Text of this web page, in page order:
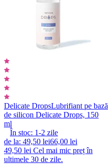
Delicate DropsLubrifiant pe bază
de silicon Delicate Drops, 150
ml
În stoc: 1-2 zile
de la: 49,50 lei66,00 lei
49,50 lei Cel mai mic preț în
ultimele 30 de zile.